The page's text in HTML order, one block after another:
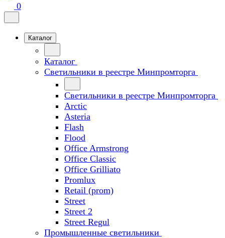
0
Каталог
Каталог
Светильники в реестре Минпромторга
Светильники в реестре Минпромторга
Arctic
Asteria
Flash
Flood
Office Armstrong
Office Classic
Office Grilliato
Promlux
Retail (prom)
Street
Street 2
Street Regul
Промышленные светильники